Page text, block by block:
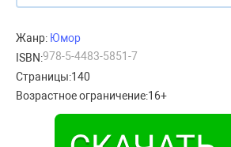
Жанр: Юмор
ISBN:978-5-4483-5851-7
Страницы:140
Возрастное ограничение:16+